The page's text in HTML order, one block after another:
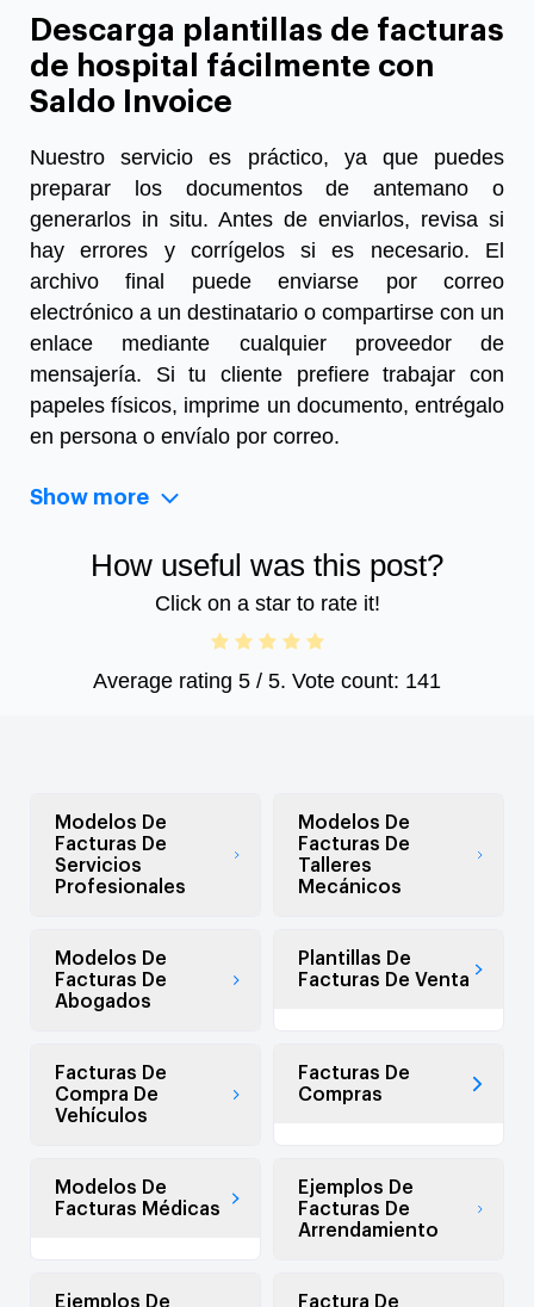
Descarga plantillas de facturas
de hospital fácilmente con
Saldo Invoice
Nuestro servicio es práctico, ya que puedes
preparar los documentos de antemano o
generarlos in situ. Antes de enviarlos, revisa si
hay errores y corrígelos si es necesario. El
archivo final puede enviarse por correo
electrónico a un destinatario o compartirse con un
enlace mediante cualquier proveedor de
mensajería. Si tu cliente prefiere trabajar con
papeles físicos, imprime un documento, entrégalo
en persona o envíalo por correo.
Show more
How useful was this post?
Click on a star to rate it!
Average rating 5 / 5. Vote count: 141
Modelos De
Facturas De
Servicios
Profesionales
Modelos De
Facturas De
Talleres
Mecánicos
Modelos De
Facturas De
Abogados
Plantillas De
Facturas De Venta
Facturas De
Compra De
Vehículos
Facturas De
Compras
Modelos De
Facturas Médicas
Ejemplos De
Facturas De
Arrendamiento
Ejemplos De Factura De